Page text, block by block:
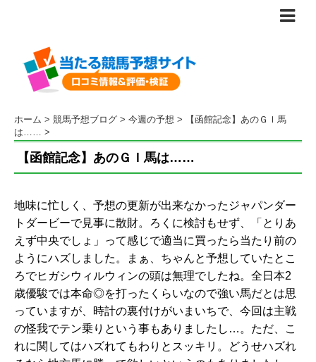
ホーム > 競馬予想ブログ > 今週の予想 >
【函館記念】あのＧＩ馬
は…… >
【函館記念】あのＧＩ馬は……
地味に忙しく、予想の更新が出来なかったジャパンダー
トダービーで見事に散財。ろくに検討もせず、「とりあ
えず中央でしょ」って感じで適当に買ったら当たり前の
ようにハズしました。まぁ、ちゃんと予想していたとこ
ろでヒガシウィルウィンの頭は無理でしたね。全日本2
歳優駿では本命◎を打ったくらいなので強い馬だとは思
っていますが、時計の裏付けがいまいちで、今回は主戦
の怪我でテン乗りという事もありましたし…。ただ、こ
れに関してはハズれてもわりとスッキリ。どうせハズれ